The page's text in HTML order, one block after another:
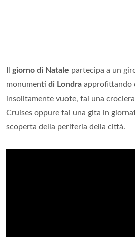
giorno di Natale partecipa a un
monumenti di Londra approfittando
insolitamente vuote, fai una
Cruises oppure fai una gita in
scoperta della periferia della città.